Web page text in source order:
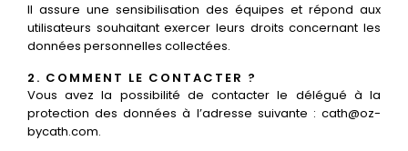
Il assure une sensibilisation des équipes et répond aux
utilisateurs souhaitant exercer leurs droits concernant les
données personnelles collectées.
2. COMMENT LE CONTACTER ?
Vous avez la possibilité de contacter le délégué à la
protection des données à l’adresse suivante : cath@oz-
bycath.com.